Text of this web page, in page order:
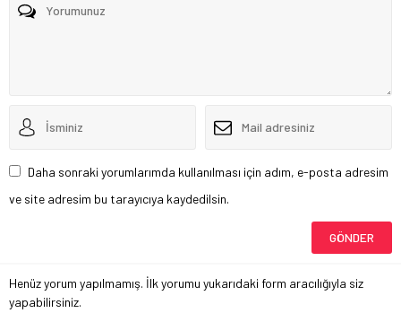
Daha sonraki yorumlarımda kullanılması için adım, e-posta adresim
ve site adresim bu tarayıcıya kaydedilsin.
Henüz yorum yapılmamış. İlk yorumu yukarıdaki form aracılığıyla siz
yapabilirsiniz.